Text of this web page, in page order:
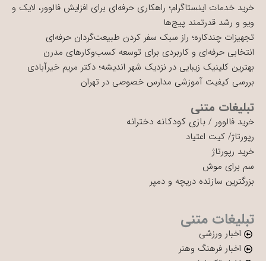
خرید خدمات اینستاگرام؛ راهکاری حرفه‌ای برای افزایش فالوور، لایک و
ویو و رشد قدرتمند پیج‌ها
تجهیزات چندکاره؛ راز سبک سفر کردن طبیعت‌گردان حرفه‌ای
انتخابی حرفه‌ای و کاربردی برای توسعه کسب‌وکارهای مدرن
بهترین کلینیک زیبایی در نزدیک شهر اندیشه؛ دکتر مریم خیرآبادی
بررسی کیفیت آموزشی مدارس خصوصی در تهران
تبلیغات متنی
خرید فالوور / بازی کودکانه دخترانه
رپورتاژ/ کیت اعتیاد
خرید رپورتاژ
سم برای موش
بزرگترین سازنده دریچه و دمپر
تبلیغات متنی
اخبار ورزشی
اخبار فرهنگ وهنر